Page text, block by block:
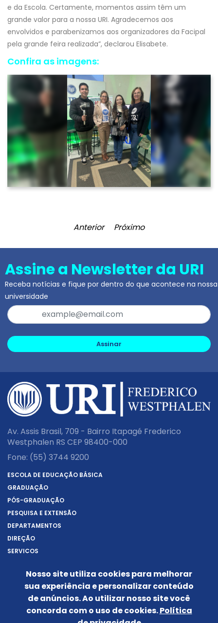
e da Escola. Certamente, momentos assim têm um
grande valor para a nossa URI. Agradecemos aos
envolvidos e parabenizamos aos organizadores da Facipal
pela grande feira realizada”, declarou Elisabete.
Confira as imagens:
Anterior Próximo
Assine a Newsletter da URI
Receba notícias e fique por dentro do que acontece na nossa
universidade
Assinar
Av. Assis Brasil, 709 - Bairro Itapagé Frederico
Westphalen RS CEP 98400-000
Fone: (55) 3744 9200
ESCOLA DE EDUCAÇÃO BÁSICA
GRADUAÇÃO
PÓS-GRADUAÇÃO
PESQUISA E EXTENSÃO
DEPARTAMENTOS
DIREÇÃO
SERVIÇOS
REITORIA
NOTÍCIAS
CONHEÇA O CÂMPUS
IDENTIDADE VISUAL
Nosso site utiliza cookies para melhorar
sua experiência e personalizar conteúdo
de anúncios. Ao utilizar nosso site você
concorda com o uso de cookies.Política